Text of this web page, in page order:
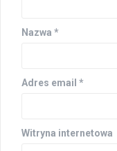
Nazwa *
Adres email *
Witryna internetowa